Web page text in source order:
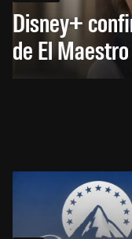
Disney+
de El